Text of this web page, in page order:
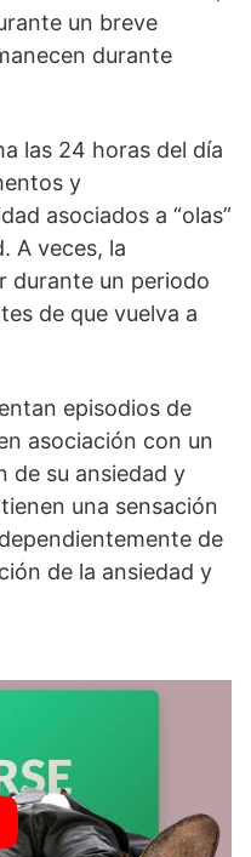
un breve
durante
las 24 horas del día
y
asociados a “olas”
A veces, la
durante un periodo
de que vuelva a
episodios de
asociación con un
de su ansiedad y
una sensación
de
de la ansiedad y